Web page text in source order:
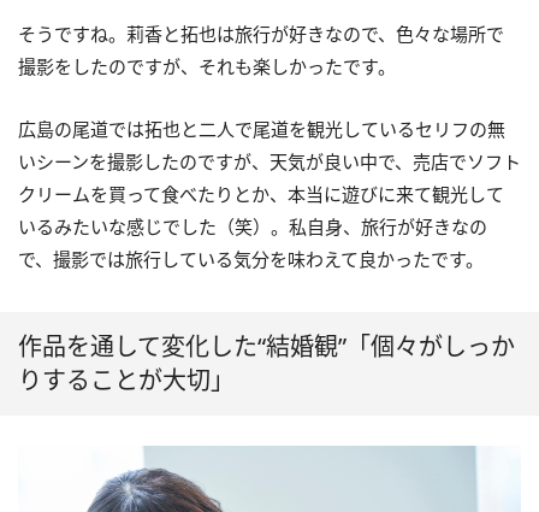
そうですね。莉香と拓也は旅行が好きなので、色々な場所で
撮影をしたのですが、それも楽しかったです。
広島の尾道では拓也と二人で尾道を観光しているセリフの無
いシーンを撮影したのですが、天気が良い中で、売店でソフト
クリームを買って食べたりとか、本当に遊びに来て観光して
いるみたいな感じでした（笑）。私自身、旅行が好きなの
で、撮影では旅行している気分を味わえて良かったです。
作品を通して変化した“結婚観”「個々がしっか
りすることが大切」